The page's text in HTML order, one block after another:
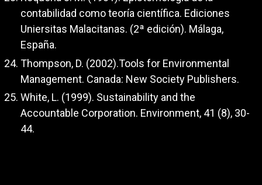
contabilidad como teoría científica. Ediciones
Uniersitas Malacitanas. (2ª edición). Málaga,
España.
Thompson, D. (2002).Tools for Environmental
Management. Canada: New Society Publishers.
White, L. (1999). Sustainability and the
Accountable Corporation. Environment, 41 (8), 30-
44.